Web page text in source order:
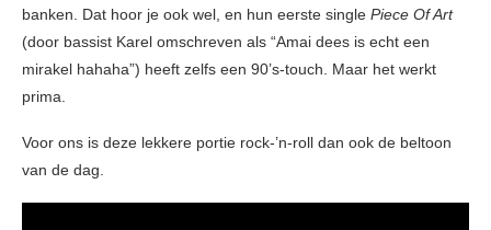
banken. Dat hoor je ook wel, en hun eerste single Piece Of Art
(door bassist Karel omschreven als “Amai dees is echt een
mirakel hahaha”) heeft zelfs een 90’s-touch. Maar het werkt
prima.
Voor ons is deze lekkere portie rock-’n-roll dan ook de beltoon
van de dag.